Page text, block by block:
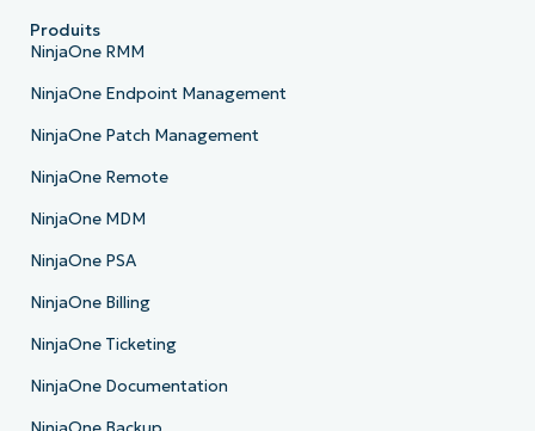
Produits
NinjaOne RMM
NinjaOne Endpoint Management
NinjaOne Patch Management
NinjaOne Remote
NinjaOne MDM
NinjaOne PSA
NinjaOne Billing
NinjaOne Ticketing
NinjaOne Documentation